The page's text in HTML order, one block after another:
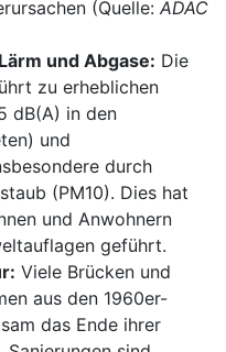
(Quelle: ADAC
und Abgase: Die
zu erheblichen
dB(A) in den
und
durch
(PM10). Dies hat
und Anwohnern
geführt.
Viele Brücken und
aus den 1960er-
das Ende ihrer